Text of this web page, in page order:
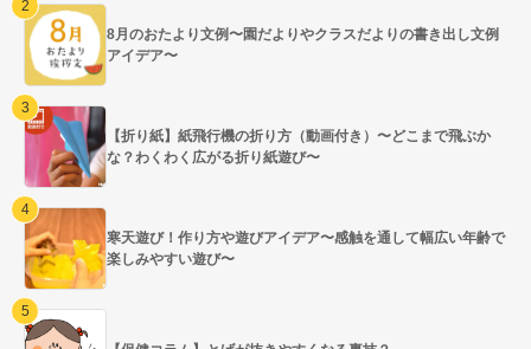
8月のおたより文例〜園だよりやクラスだよりの書き出し文例
アイデア〜
【折り紙】紙飛行機の折り方（動画付き）〜どこまで飛ぶか
な？わくわく広がる折り紙遊び〜
寒天遊び！作り方や遊びアイデア〜感触を通して幅広い年齢で
楽しみやすい遊び〜